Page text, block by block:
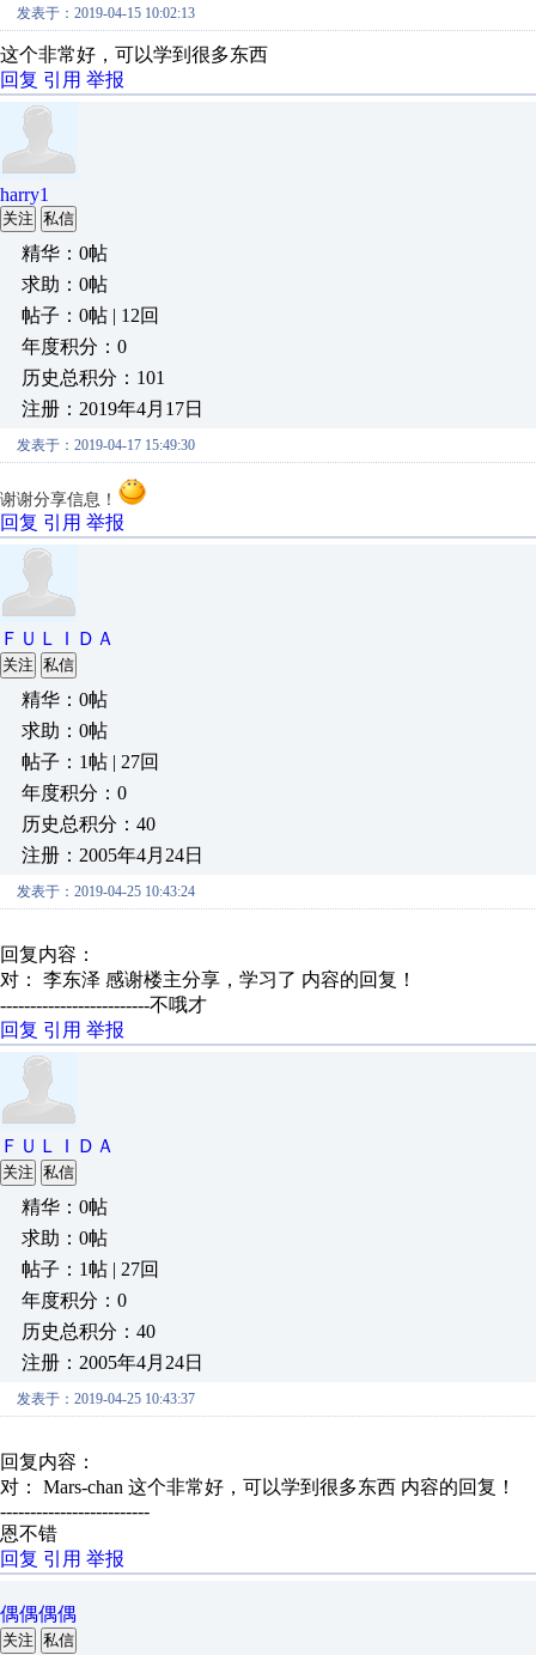
发表于：2019-04-15 10:02:13
这个非常好，可以学到很多东西
回复 引用 举报
harry1
关注 私信
精华：0帖
求助：0帖
帖子：0帖 | 12回
年度积分：0
历史总积分：101
注册：2019年4月17日
发表于：2019-04-17 15:49:30
谢谢分享信息！
回复 引用 举报
ＦＵＬＩＤＡ
关注 私信
精华：0帖
求助：0帖
帖子：1帖 | 27回
年度积分：0
历史总积分：40
注册：2005年4月24日
发表于：2019-04-25 10:43:24
回复内容：
对： 李东泽 感谢楼主分享，学习了 内容的回复！
-------------------------不哦才
回复 引用 举报
ＦＵＬＩＤＡ
关注 私信
精华：0帖
求助：0帖
帖子：1帖 | 27回
年度积分：0
历史总积分：40
注册：2005年4月24日
发表于：2019-04-25 10:43:37
回复内容：
对： Mars-chan 这个非常好，可以学到很多东西 内容的回复！
-------------------------
恩不错
回复 引用 举报
偶偶偶偶
关注 私信